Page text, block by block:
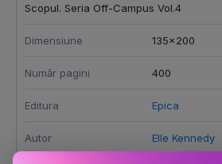
Scopul. Seria Off-Campus Vol.4
Dimensiune 135x200
Număr pagini 400
Editura Epica
Autor Elle Kennedy